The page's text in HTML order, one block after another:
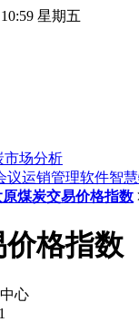
星期五
市场分析
议运销管理软件智
煤炭交易价格指数
格指数
心